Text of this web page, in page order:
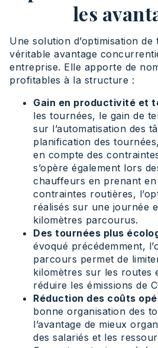
les
Une solution d’optimisation
véritable avantage
entreprise. Elle apporte de
profitables à la structure :
Gain en productivité et
les tournées, le gain de
sur l’automatisation des
planification des
en compte des
s’opère également lors
chauffeurs en prenant
contraintes routières,
réalisés sur une journée
kilomètres parcourus.
Des tournées plus
évoqué précédemment,
parcours permet de
kilomètres sur les routes
réduire les émissions de
Réduction des coûts
bonne organisation des
l’avantage de mieux
des salariés et les